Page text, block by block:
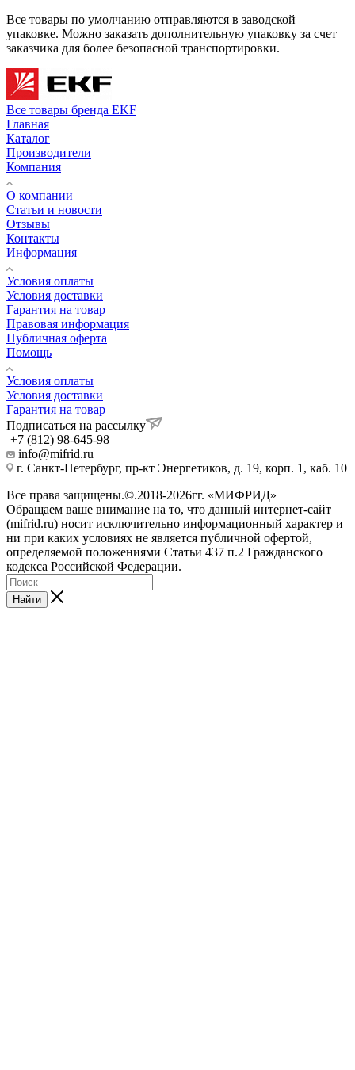
Все товары по умолчанию отправляются в заводской
упаковке. Можно заказать дополнительную упаковку за счет
заказчика для более безопасной транспортировки.
Все товары бренда EKF
Главная
Каталог
Производители
Компания
О компании
Статьи и новости
Отзывы
Контакты
Информация
Условия оплаты
Условия доставки
Гарантия на товар
Правовая информация
Публичная оферта
Помощь
Условия оплаты
Условия доставки
Гарантия на товар
Подписаться на рассылку
+7 (812) 98-645-98
info@mifrid.ru
г. Санкт-Петербург, пр-кт Энергетиков, д. 19, корп. 1, каб. 10
Все права защищены.©.2018-2026гг. «МИФРИД»
Обращаем ваше внимание на то, что данный интернет-сайт
(mifrid.ru) носит исключительно информационный характер и
ни при каких условиях не является публичной офертой,
определяемой положениями Статьи 437 п.2 Гражданского
кодекса Российской Федерации.
Найти